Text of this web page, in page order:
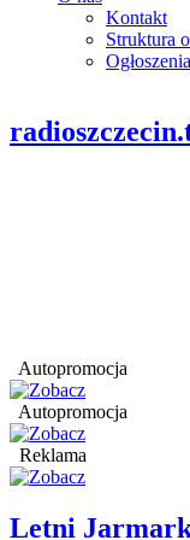
Kontakt
Struktura
Autopromocja
Autopromocja
Reklama
Letni